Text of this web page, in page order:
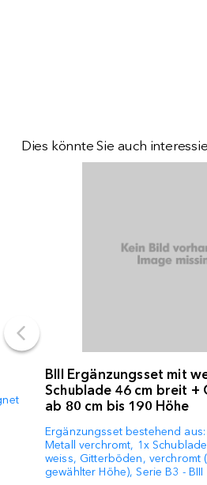
Dies könnte Sie auch
BIII Ergänzungsset mit
Schublade 46 cm breit
ab 80 cm bis 190 Höhe
Ergänzungsset bestehend
Metall verchromt, 1x
weiss, Gitterböden, verchromt
gewählter Höhe), Serie B3 - BIII